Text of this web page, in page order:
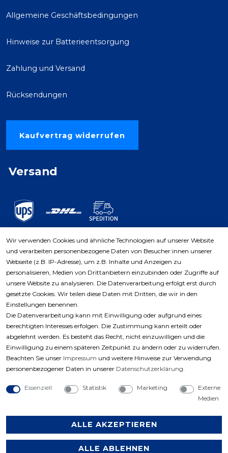
Allgemeine Geschäftsbedingungen
Hinweise zur Batterieentsorgung
Zahlung und Versand
Rücksendungen
Kaufvertrag widerrufen
Versand
Zahlungsarten
Copyright © 2023 by Profiwerkzeuge-Shop. Alle
Wir verwenden Cookies und ähnliche Technologien auf unserer Website
und verarbeiten personenbezogene Daten von Besucher:innen unserer
Webseite (z.B. IP-Adresse), um z.B. Inhalte und Anzeigen zu
personalisieren, Medien von Drittanbietern einzubinden oder Zugriffe auf
unsere Website zu analysieren. Die Datenverarbeitung erfolgt erst durch
gesetzte Cookies. Wir teilen diese Daten mit Dritten, die wir in den
Einstellungen benennen.
Die Datenverarbeitung kann mit Einwilligung oder aufgrund eines
berechtigten Interesses erfolgen. Die Zustimmung kann erteilt oder
abgelehnt werden. Es besteht das Recht, nicht einzuwilligen und die
Einwilligung zu einem späteren Zeitpunkt zu ändern oder zu widerrufen.
Beachten Sie unser Impressum und weitere Hinweise zur Verwendung
personenbezogener Daten in unserer Daten­schutz­erklärung.
Essenziell Statistik Marketing
Externe
Medien
ALLE AKZEPTIEREN
ALLE ABLEHNEN